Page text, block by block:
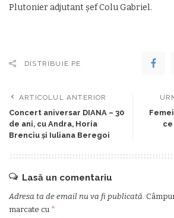
Plutonier adjutant șef Colu Gabriel.
DISTRIBUIE PE
ARTICOLUL ANTERIOR
Concert aniversar DIANA – 30
de ani, cu Andra, Horia
Brenciu și Iuliana Beregoi
Lasă un comentariu
Adresa ta de email nu va fi publicată.
marcate cu *